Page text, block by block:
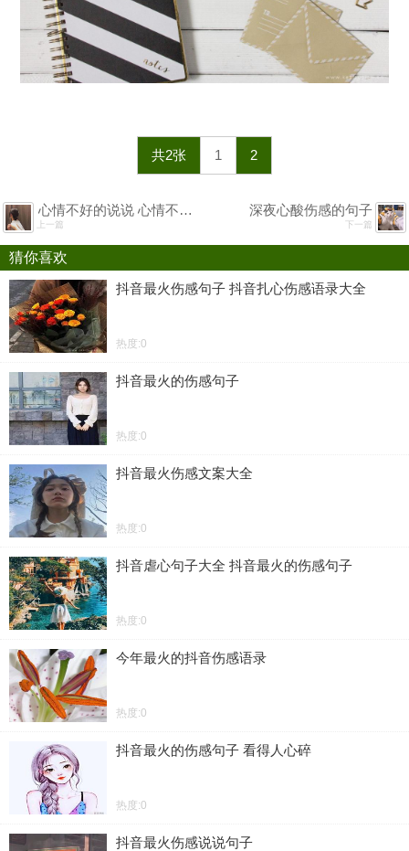
共2张 1 2
心情不好的说说 心情不好发朋友圈的句子
上一篇
深夜心酸伤感的句子
下一篇
猜你喜欢
抖音最火伤感句子 抖音扎心伤感语录大全
热度:0
抖音最火的伤感句子
热度:0
抖音最火伤感文案大全
热度:0
抖音虐心句子大全 抖音最火的伤感句子
热度:0
今年最火的抖音伤感语录
热度:0
抖音最火的伤感句子 看得人心碎
热度:0
抖音最火伤感说说句子